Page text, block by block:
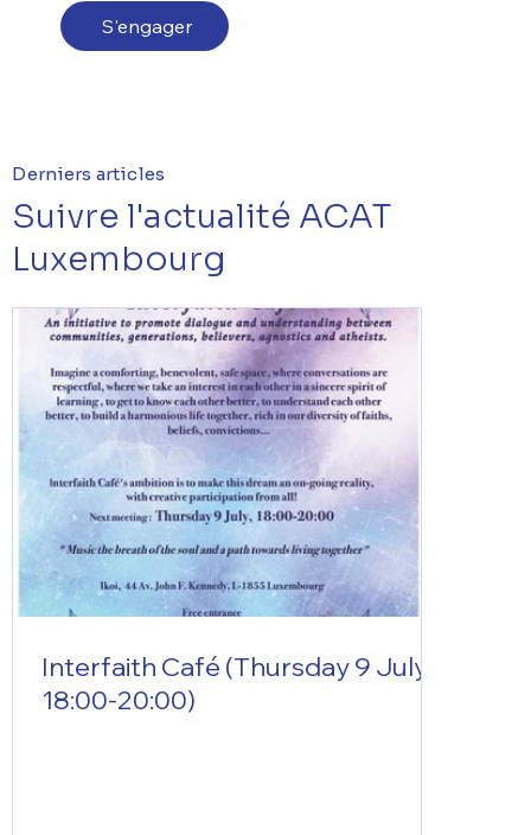
S'engager
Derniers articles
Suivre l'actualité ACAT
Luxembourg
Interfaith Café (Thursday 9 July,
18:00-20:00)